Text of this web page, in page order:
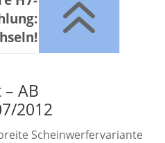
6
AB
2012
Schein­werf­er­va­ri­ante